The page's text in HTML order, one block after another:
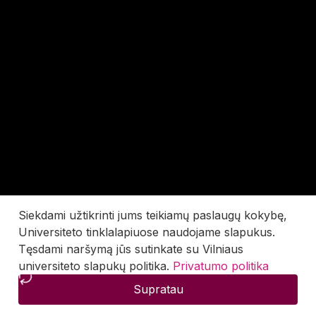
Siekdami užtikrinti jums teikiamų paslaugų kokybę,
Universiteto tinklalapiuose naudojame slapukus.
Tęsdami naršymą jūs sutinkate su Vilniaus
universiteto slapukų politika. Privatumo politika
Supratau